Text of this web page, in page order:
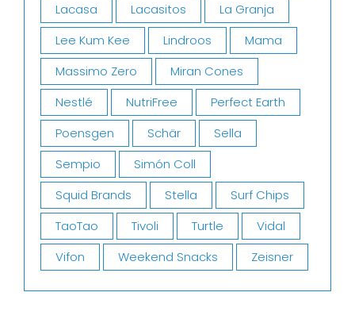
Lacasa
Lacasitos
La Granja
Lee Kum Kee
Lindroos
Mama
Massimo Zero
Miran Cones
Nestlé
NutriFree
Perfect Earth
Poensgen
Schär
Sella
Sempio
Simón Coll
Squid Brands
Stella
Surf Chips
TaoTao
Tivoli Turtle
Vidal
Vifon
Weekend Snacks Zeisner